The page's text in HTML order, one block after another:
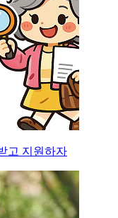
고 지원하자